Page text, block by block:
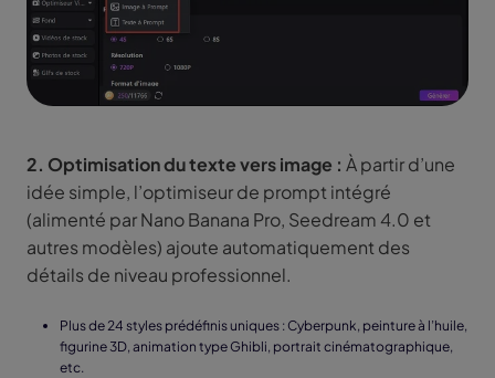
2. Optimisation du texte vers image : À partir d’une
idée simple, l’optimiseur de prompt intégré
(alimenté par Nano Banana Pro, Seedream 4.0 et
autres modèles) ajoute automatiquement des
détails de niveau professionnel.
Plus de 24 styles prédéfinis uniques : Cyberpunk, peinture à l’huile,
figurine 3D, animation type Ghibli, portrait cinématographique,
etc.